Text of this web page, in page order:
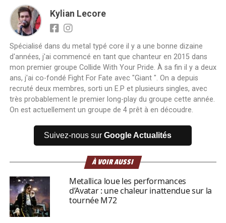
Kylian Lecore
Spécialisé dans du metal typé core il y a une bonne dizaine
d'années, j'ai commencé en tant que chanteur en 2015 dans
mon premier groupe Collide With Your Pride. À sa fin il y a deux
ans, j'ai co-fondé Fight For Fate avec "Giant ". On a depuis
recruté deux membres, sorti un E.P et plusieurs singles, avec
très probablement le premier long-play du groupe cette année.
On est actuellement un groupe de 4 prêt à en découdre.
Suivez-nous surGoogle Actualités
À VOIR AUSSI
Metallica loue les performances
d’Avatar : une chaleur inattendue sur la
tournée M72